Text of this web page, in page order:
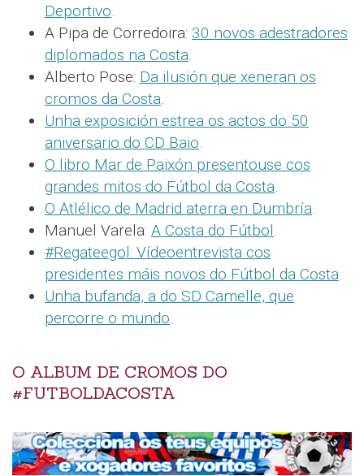
Deportivo.
A Pipa de Corredoira: 30 novos adestradores
diplomados na Costa.
Alberto Pose: Da ilusión que xeneran os
cromos da Costa.
Unha exposición estrea os actos do 50
aniversario do CD Baio.
O libro Mar de Paixón presentouse cos
grandes mitos do Fútbol da Costa.
O Atlélico de Madrid aterra en Dumbría.
Manuel Varela: A Costa do Fútbol.
#Regateegol: Vídeoentrevista cos
presidentes máis novos do Fútbol da Costa.
Unha bufanda, a do SD Camelle, que
percorre o mundo.
O ALBUM DE CROMOS DO
#FUTBOLDACOSTA